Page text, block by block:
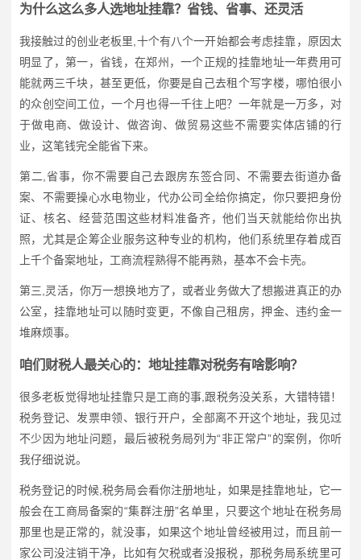
为什么这么多人选地址挂靠？省钱、省事、还灵活
我接触过的创业老板里,十个有八个一开始都会考虑挂靠，原因太
明显了，第一，省钱，在郑州，一个正规的挂靠地址一年费用可
能就两三千块，甚至更低，你要是自己去租个写字楼，哪怕很小
的众创空间工位，一个月也得一千往上吧？一年就是一万多，对
于做电商、做设计、做咨询、做贸易这些不需要实体店铺的行
业，这笔钱完全能省下来。
第二,省事，你不需要自己去跟房东签合同、不需要去街道办备
案、不需要操心水电物业，代办公司全给你搞定，你只要把身份
证、核名、经营范围这些材料准备齐，他们当天就能给你出执
照，尤其是企筹企业服务这种专业的机构，他们系统里存着成百
上千个备案地址，工商流程熟得不能再熟，基本不会卡壳。
第三,灵活，你万一想换地方了，或者业务做大了想搬进真正的办
公室，挂靠地址可以随时变更，不像自己租房，押金、违约金一
堆麻烦事。
咱们财税人最关心的：地址挂靠对税务有啥影响？
很多老板觉得地址挂靠只是工商的事,跟税务没关系，大错特错！
税务登记、发票申领、银行开户，全部离不开这个地址，我见过
不少因为地址问题，最后被税务局列为“非正常户”的案例，你听
我仔细说说。
税务登记的时候,税务局会看你注册地址，如果是挂靠地址，它一
般会在工商局备案的“集群注册”名单里，只要这个地址在税务局
那里也是正常的，就没事，如果这个地址曾经被用过，而且前一
家公司没注销干净，比如有欠税或者没报税，那税务局系统里可